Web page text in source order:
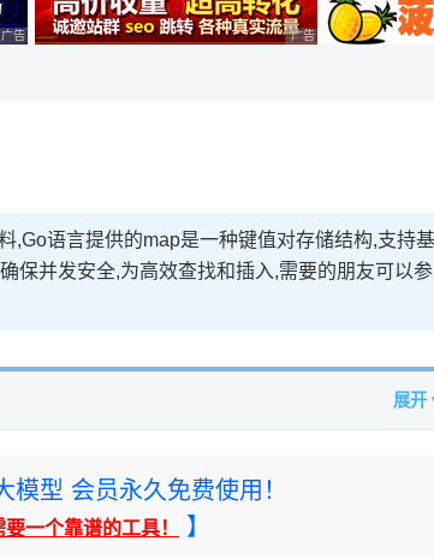
广告 商业广告，理性选择 广告 商业广告，理性选择
,Go语言提供的map是一种键值对存储结构,支持基
保并发安全,为高效查找和插入,需要的朋友可以参
展开
型 会员永久免费使用！
一个靠谱的工具！ 】